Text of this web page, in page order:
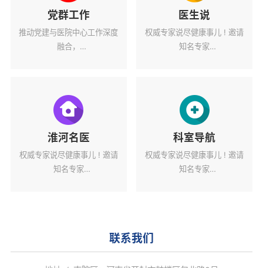
党群工作
推动党建与医院中心工作深度
融合，
医生说
权威专家说尽健康事儿 ! 邀请
知名专家
淮河名医
权威专家说尽健康事儿 ! 邀请
知名专家
科室导航
权威专家说尽健康事儿 ! 邀请
知名专家
联系我们